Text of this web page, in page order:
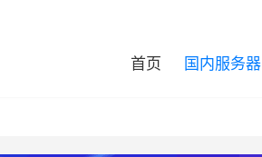
首页 国内服务器